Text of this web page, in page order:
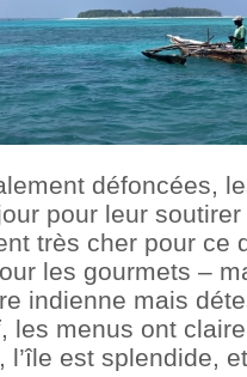
défoncées,
pour leur
très cher pour ce
les gourmets –
indienne mais
, les menus ont
l’île est splendide,